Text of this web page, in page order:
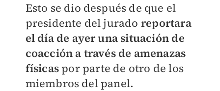
Esto se dio después de que el
presidente del jurado reportara
el día de ayer una situación de
coacción a través de amenazas
físicas por parte de otro de los
miembros del panel.